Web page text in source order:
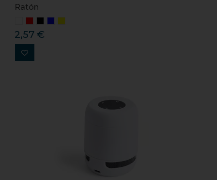
Ratón
2,57 €